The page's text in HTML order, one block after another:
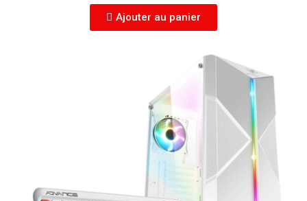
Ajouter au panier